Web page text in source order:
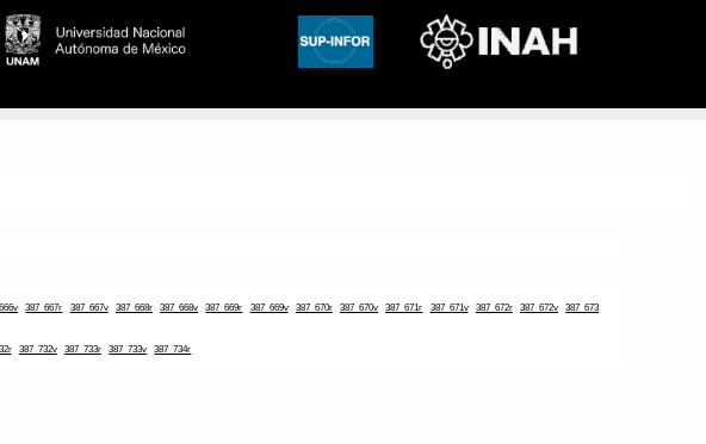
387_667r 387_667v 387_668r 387_668v 387_669r 387_669v 387_670r 387_670v 387_671r 387_671v 387_672r 387_672v 387_673
387_732v 387_733r 387_733v 387_734r